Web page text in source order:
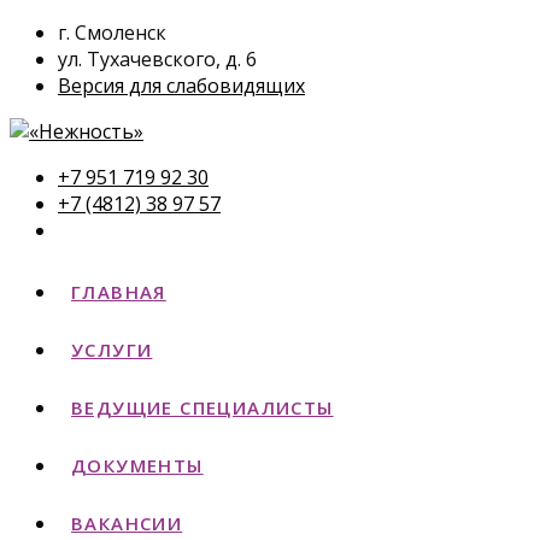
г. Смоленск
ул. Тухачевского, д. 6
Версия для слабовидящих
+7 951 719 92 30
+7 (4812) 38 97 57
ГЛАВНАЯ
УСЛУГИ
ВЕДУЩИЕ СПЕЦИАЛИСТЫ
ДОКУМЕНТЫ
ВАКАНСИИ